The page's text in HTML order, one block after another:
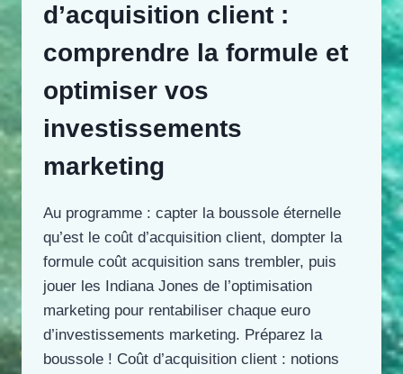
d’acquisition client :
comprendre la formule et
optimiser vos
investissements
marketing
Au programme : capter la boussole éternelle
qu’est le coût d’acquisition client, dompter la
formule coût acquisition sans trembler, puis
jouer les Indiana Jones de l’optimisation
marketing pour rentabiliser chaque euro
d’investissements marketing. Préparez la
boussole ! Coût d’acquisition client : notions